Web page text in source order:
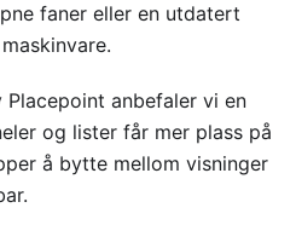
faner eller en utdatert
anbefaler vi en
og lister får mer plass på
å bytte mellom visninger